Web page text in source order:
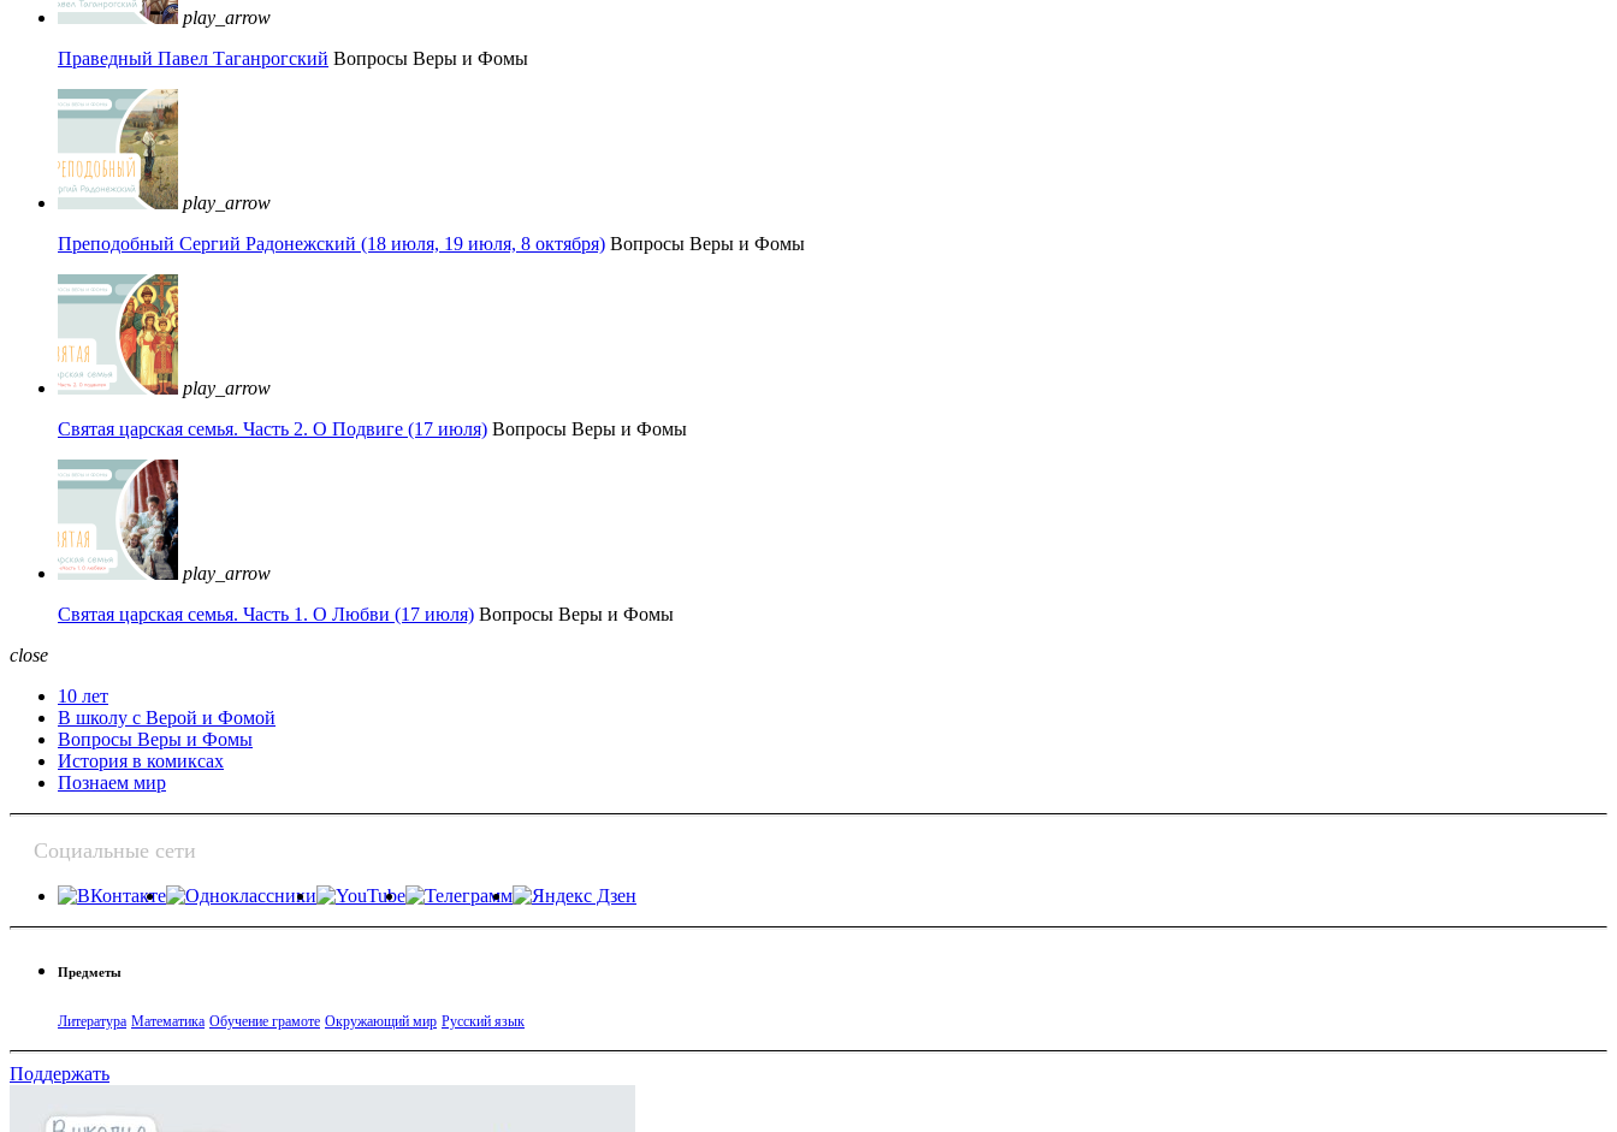
play_arrow
Праведный Павел Таганрогский Вопросы Веры и Фомы
play_arrow
Преподобный Сергий Радонежский (18 июля, 19 июля, 8 октября) Вопросы Веры и Фомы
play_arrow
Святая царская семья. Часть 2. О Подвиге (17 июля) Вопросы Веры и Фомы
play_arrow
Святая царская семья. Часть 1. О Любви (17 июля) Вопросы Веры и Фомы
close
10 лет
В школу с Верой и Фомой
Вопросы Веры и Фомы
История в комиксах
Познаем мир
Социальные сети
Предметы
Литература Математика Обучение грамоте Окружающий мир Русский язык
Поддержать